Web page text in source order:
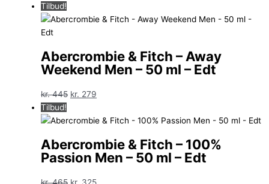
pris
pris
Tilbud!
Abercrombie & Fitch – Away
Weekend Men – 50 ml – Edt
kr.445 Den
pris
kr. 445.
kr. 279
pris
kr. 279.
Tilbud!
Abercrombie & Fitch – 100%
Passion Men – 50 ml – Edt
kr.465 Den
kr. 325Den